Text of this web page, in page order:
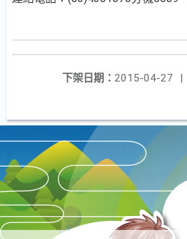
下架日期： 2015-04-27
|